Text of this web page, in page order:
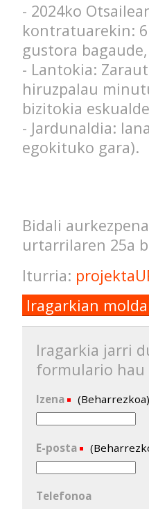
- 2024ko
kontratuarekin:
gustora
- Lantokia:
hiruzpalau
bizitokia
- Jardunaldia:
egokituko gara).
Bidali
urtarrilaren 25a
Iturria:
Iragarkian
Iragarkia jarri
formulario hau
Izena (Beharrezkoa)
E-posta
Telefonoa